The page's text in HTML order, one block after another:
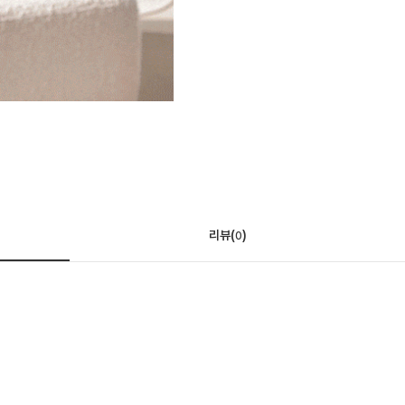
리뷰(0)